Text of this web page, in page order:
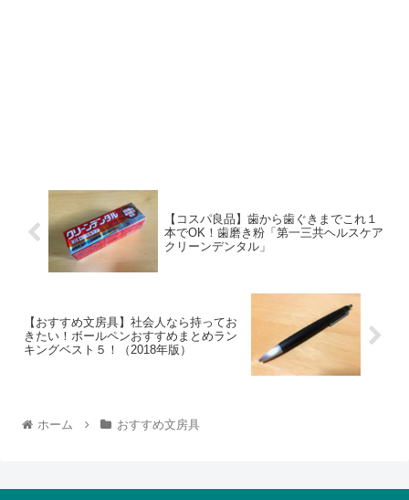
【コスパ良品】歯から歯ぐきまでこれ１
本でOK！歯磨き粉「第一三共ヘルスケア
クリーンデンタル」
【おすすめ文房具】社会人なら持ってお
きたい！ボールペンおすすめまとめラン
キングベスト５！（2018年版）
ホーム おすすめ文房具